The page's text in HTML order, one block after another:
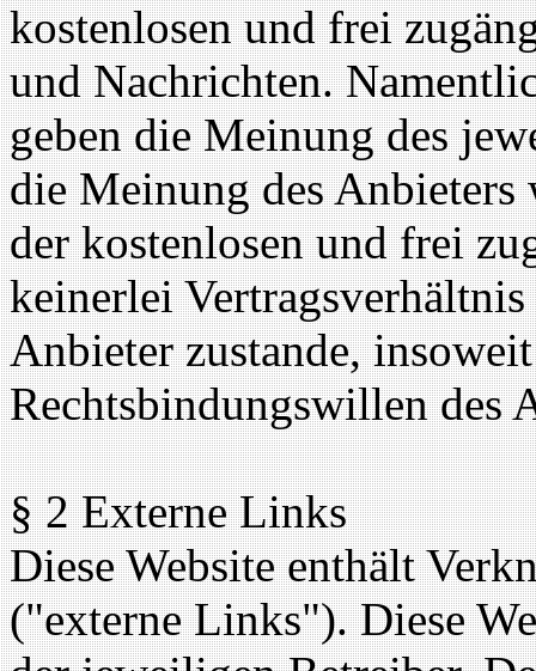
kostenlosen und frei
und Nachrichten.
geben die Meinung des
die Meinung des
der kostenlosen und frei
keinerlei
Anbieter zustande,
Rechtsbindungswillen des
§ 2 Externe Links
Diese Website enthält
("externe Links"). Diese